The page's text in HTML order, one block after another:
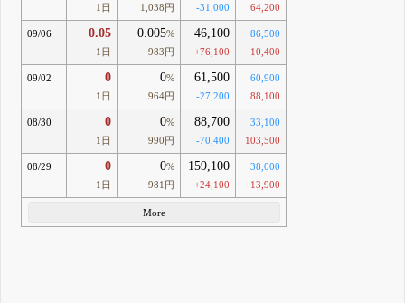
1日
1,038円
-31,000
64,200
09/06 0.05
1日
0.005%
983円
46,100
+76,100
86,500
10,400
09/02 0
1日
0%
964円
61,500
-27,200
60,900
88,100
08/30 0
1日
0%
990円
88,700
-70,400
33,100
103,500
08/29 0
1日
0%
981円
159,100
+24,100
38,000
13,900
More